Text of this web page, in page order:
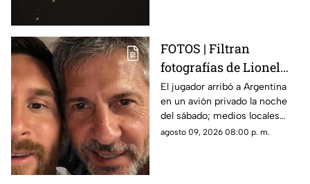
FOTOS | Filtran
fotografías de Lionel
Messi y su familia en el
funeral de su papá
El jugador arribó a Argentina
en un avión privado la noche
del sábado; medios locales
captaron su llegada.
agosto 09, 2026 08:00 p. m.